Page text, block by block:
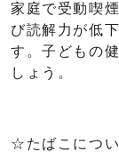
家庭で受動喫
び読解力が低
す。子どもの
しょう。
☆たばこにつ